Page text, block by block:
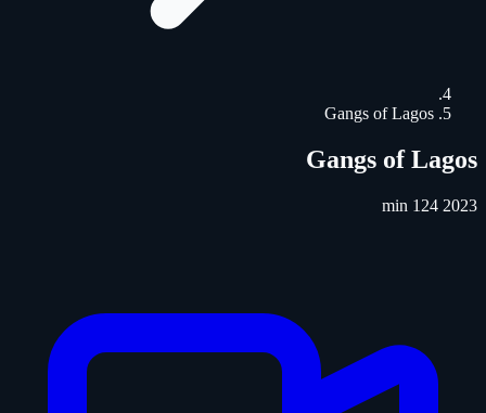
Gangs of Lagos
Gangs of Lagos
2023
124 min